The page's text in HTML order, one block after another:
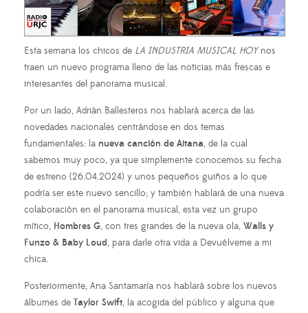
Esta semana los chicos de LA INDUSTRIA MUSICAL HOYnos
traen un nuevo programa lleno de las noticias más frescas e
interesantes del panorama musical.
Por un lado, Adrián Ballesteros nos hablará acerca de las
novedades nacionales centrándose en dos temas
fundamentales: la nueva canción de Aitana, de la cual
sabemos muy poco, ya que simplemente conocemos su fecha
de estreno (26.04.2024) y unos pequeños guiños a lo que
podría ser este nuevo sencillo; y también hablará de una nueva
colaboración en el panorama musical, esta vez un grupo
mítico, Hombres G, con tres grandes de la nueva ola, Walls y
Funzo & Baby Loud, para darle otra vida a Devuélveme a mi
chica.
Posteriormente, Ana Santamaría nos hablará sobre los nuevos
álbumes de Taylor Swift, la acogida del público y alguna que